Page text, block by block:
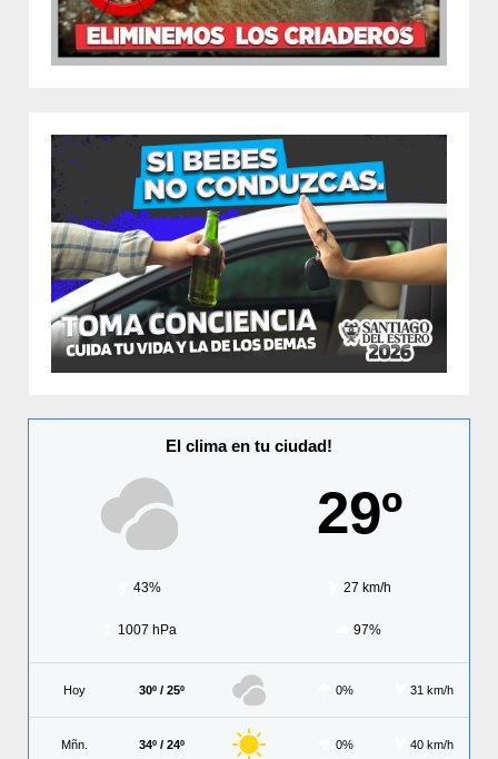
El clima en tu ciudad!
29º
43% 27 km/h
1007 hPa 97%
Hoy 30º / 25º 0% 31 km/h
Mñn. 34º / 24º 0% 40 km/h